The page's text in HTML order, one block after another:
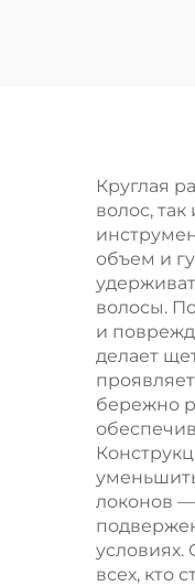
Круглая
волос,
объем и
волосы.
и
делает
бережно
локонов —
условиях.
всех, кто